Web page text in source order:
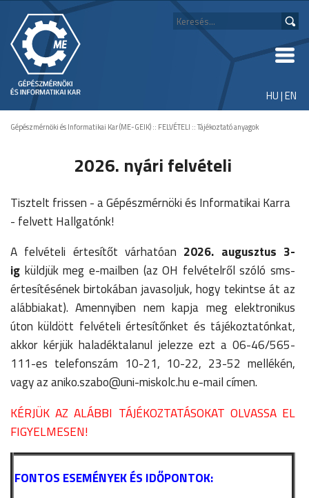
HU|EN
Gépészmérnöki és Informatikai Kar (ME-GEIK):: FELVÉTELI ::Tájékoztató anyagok
2026. nyári felvételi
Tisztelt frissen - a Gépészmérnöki és Informatikai Karra
- felvett Hallgatónk!
A felvételi értesítőt várhatóan 2026. augusztus 3-
ig küldjük meg e-mailben (az OH felvételről szóló sms-
értesítésének birtokában javasoljuk, hogy tekintse át az
alábbiakat). Amennyiben nem kapja meg elektronikus
úton küldött felvételi értesítőnket és tájékoztatónkat,
akkor kérjük haladéktalanul jelezze ezt a 06-46/565-
111-es telefonszám 10-21, 10-22, 23-52 mellékén,
vagy az aniko.szabo@uni-miskolc.hu e-mail címen.
KÉRJÜK AZ ALÁBBI TÁJÉKOZTATÁSOKAT OLVASSA EL
FIGYELMESEN!
FONTOS ESEMÉNYEK ÉS IDŐPONTOK: